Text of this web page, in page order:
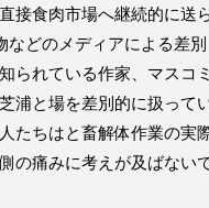
接食肉市場へ継続的に送
などのメディアによる差別
られている作家、マスコ
浦と場を差別的に扱って
たちはと畜解体作業の実
の痛みに考えが及ばない